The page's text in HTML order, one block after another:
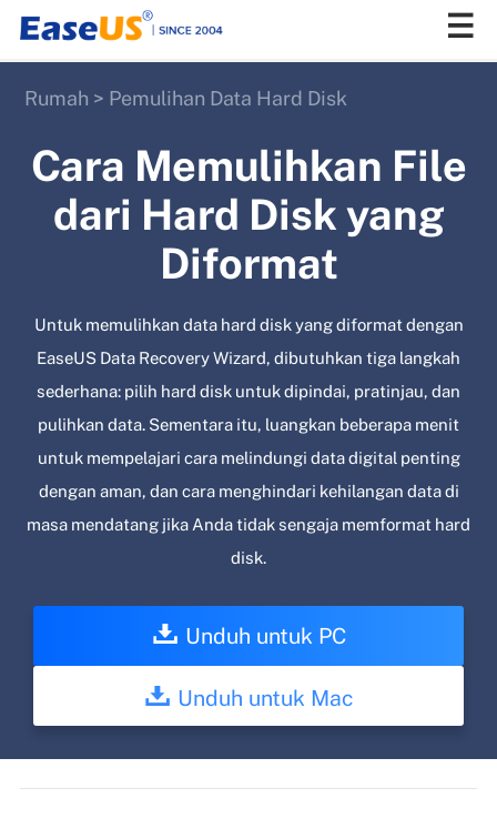
Rumah > Pemulihan Data Hard Disk
Cara Memulihkan File
dari Hard Disk yang
Diformat
Untuk memulihkan data hard disk yang diformat dengan
EaseUS Data Recovery Wizard, dibutuhkan tiga langkah
sederhana: pilih hard disk untuk dipindai, pratinjau, dan
pulihkan data. Sementara itu, luangkan beberapa menit
untuk mempelajari cara melindungi data digital penting
dengan aman, dan cara menghindari kehilangan data di
masa mendatang jika Anda tidak sengaja memformat hard
disk.
Unduh untuk PC
Unduh untuk Mac